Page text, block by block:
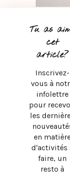
Tu as
cet
article?
Inscrivez-
vous à
infolettre
pour
les
en
d'activités
faire, un
resto à